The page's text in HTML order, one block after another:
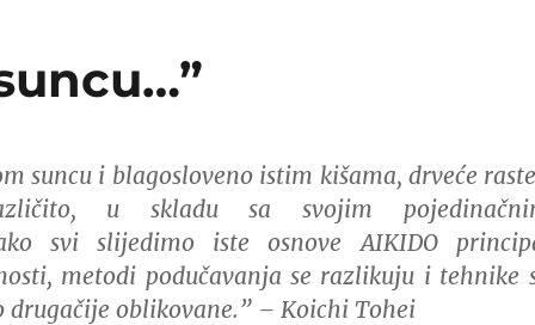
suncu i blagosloveno istim kišama, drveće
u skladu sa svojim
svi slijedimo iste osnove AIKIDO
metodi podučavanja se razlikuju i tehnike
drugačije oblikovane.” – Koichi Tohei